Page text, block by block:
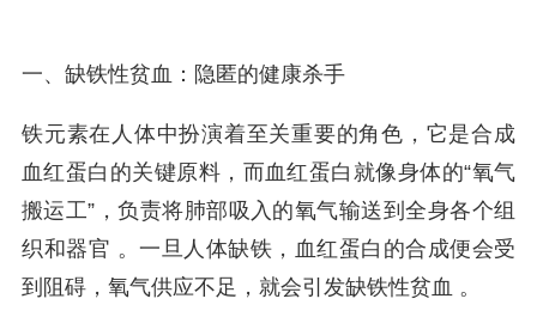
一、缺铁性贫血：隐匿的健康杀手
铁元素在人体中扮演着至关重要的角色，它是合成
血红蛋白的关键原料，而血红蛋白就像身体的“氧气
搬运工”，负责将肺部吸入的氧气输送到全身各个组
织和器官 。一旦人体缺铁，血红蛋白的合成便会受
到阻碍，氧气供应不足，就会引发缺铁性贫血 。